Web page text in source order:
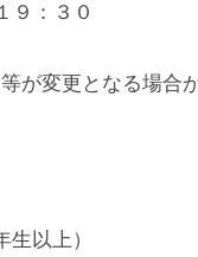
：３０
が変更となる場合
以上）